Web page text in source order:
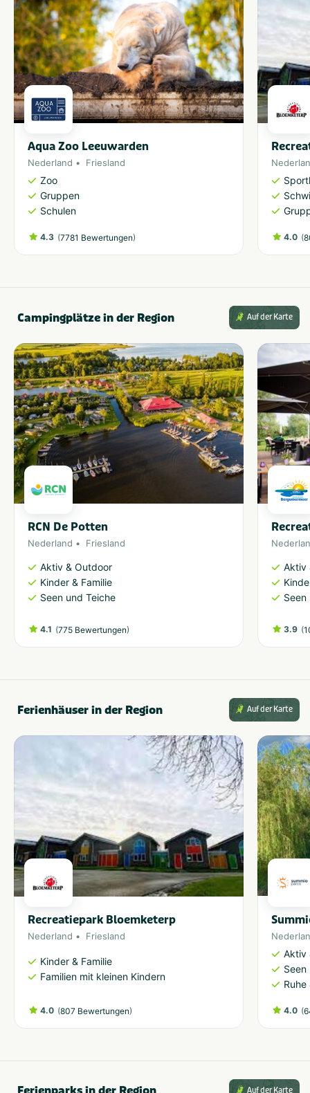
Aqua Zoo Leeuwarden
Nederland Friesland
Zoo
Gruppen
Schulen
4.3 (7781 Bewertungen) 4.0 (
Campingplätze in der Region Auf der Karte
RCN De Potten
Nederland Friesland
Aktiv & Outdoor
Kinder & Familie
Seen und Teiche
4.1 (775 Bewertungen)
Aktiv
Seen
3.9 (
Ferienhäuser in der Region Auf der Karte
Recreatiepark Bloemketerp
Nederland Friesland
Kinder & Familie
Familien mit kleinen Kindern
4.0 (807 Bewertungen)
Aktiv
Seen
4.0 (
Auf der Karte